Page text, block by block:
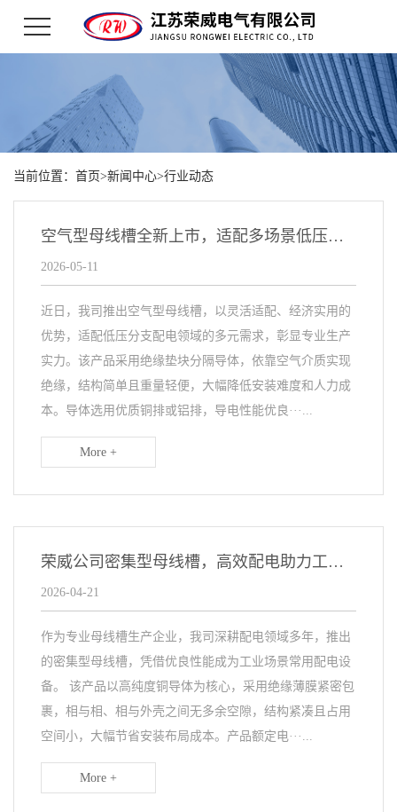
当前位置： 首页>新闻中心>行业动态
空气型母线槽全新上市，适配多场景低压配电
2026-05-11
近日，我司推出空气型母线槽，以灵活适配、经济实用的
优势，适配低压分支配电领域的多元需求，彰显专业生产
实力。该产品采用绝缘垫块分隔导体，依靠空气介质实现
绝缘，结构简单且重量轻便，大幅降低安装难度和人力成
本。导体选用优质铜排或铝排，导电性能优良···...
More +
荣威公司密集型母线槽，高效配电助力工业升级
2026-04-21
作为专业母线槽生产企业，我司深耕配电领域多年，推出
的密集型母线槽，凭借优良性能成为工业场景常用配电设
备。 该产品以高纯度铜导体为核心，采用绝缘薄膜紧密包
裹，相与相、相与外壳之间无多余空隙，结构紧凑且占用
空间小，大幅节省安装布局成本。产品额定电···...
More +